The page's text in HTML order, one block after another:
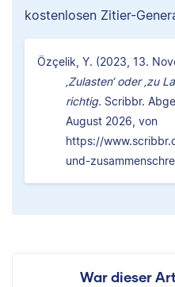
kostenlosen Zitier-
Özçelik, Y. (2023, 13.
‚Zulasten‘ oder ‚zu
richtig. Scribbr.
August 2026, von
https://
und-
War dieser